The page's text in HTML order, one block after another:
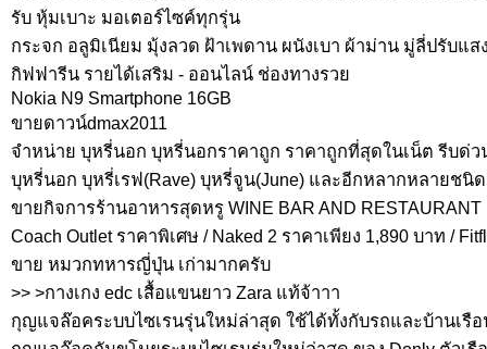
รับ หุ้มเบาะ มอเตอร์ไซค์ทุกรุ่น
กระจก อลูมิเนียม มุ้งลวด ฝ้าเพดาน ผนังเบา ผ้าม่าน มู่ลี่ปรับแส
กิฟฟารีน รายได้เสริม - ออนไลน์ ช่องทางรวย
Nokia N9 Smartphone 16GB
ขายดาวน์dmax2011
จำหน่าย บุหรี่นอก บุหรี่นอกราคาถูก ราคาถูกที่สุดในเน็ต รีบด่ว
บุหรี่นอก บุหรี่เรฟ(Rave) บุหรี่จูน(June) และอีกหลากหลายชนิ
ขายกิจการร้านอาหารสุดหรู WINE BAR AND
Coach Outlet ราคาพิเศษ / Naked 2 ราคาเพียง 1,890 บาท /
ขาย หมวกทหารญี่ปุ่น เก่ามากครับ
>> >กางเกง edc เสื้อแขนยาว Zara แท้จ้าาา
กุญแจล๊อคระบบไซเรนรุ่นใหม่ล่าสุด ใช้ได้ทั้งกับรถและบ้านเรื